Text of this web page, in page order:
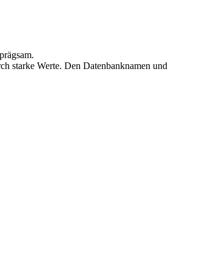
starke Werte. Den Datenbanknamen und